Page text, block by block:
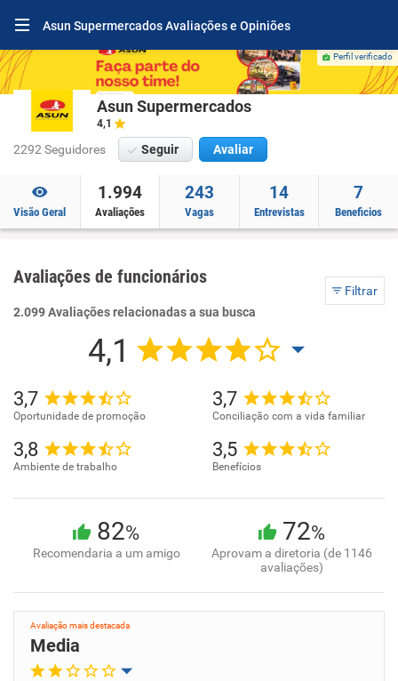
Asun Supermercados Avaliações e Opiniões
Perfil verificado
Asun Supermercados
4,1
2292 Seguidores Seguir Avaliar
Visão Geral
1.994
Avaliações
243
Vagas
14
Entrevistas
7
Beneficios
Avaliações de funcionários
Filtrar
2.099 Avaliações relacionadas a sua busca
4,1
3,7
Oportunidade de promoção
3,7
Conciliação com a vida familiar
3,8
Ambiente de trabalho
3,5
Benefícios
82%
Recomendaria a um amigo
72%
Aprovam a diretoria (de 1146
avaliações)
Avaliação mais destacada
Media